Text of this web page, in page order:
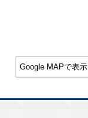
Google MAPで表示